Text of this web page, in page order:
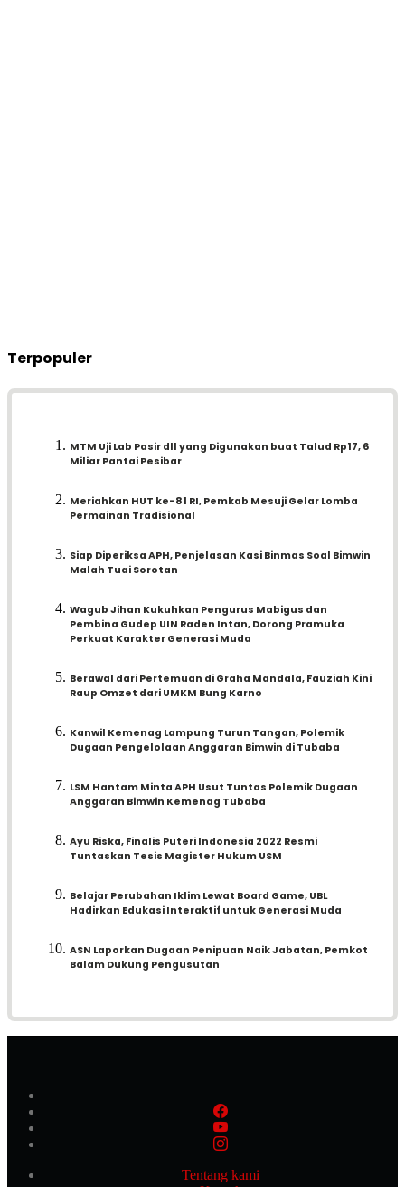
Terpopuler
MTM Uji Lab Pasir dll yang Digunakan buat Talud Rp17, 6
Miliar Pantai Pesibar
Meriahkan HUT ke-81 RI, Pemkab Mesuji Gelar Lomba
Permainan Tradisional
Siap Diperiksa APH, Penjelasan Kasi Binmas Soal Bimwin
Malah Tuai Sorotan
Wagub Jihan Kukuhkan Pengurus Mabigus dan
Pembina Gudep UIN Raden Intan, Dorong Pramuka
Perkuat Karakter Generasi Muda
Berawal dari Pertemuan di Graha Mandala, Fauziah Kini
Raup Omzet dari UMKM Bung Karno
Kanwil Kemenag Lampung Turun Tangan, Polemik
Dugaan Pengelolaan Anggaran Bimwin di Tubaba
LSM Hantam Minta APH Usut Tuntas Polemik Dugaan
Anggaran Bimwin Kemenag Tubaba
Ayu Riska, Finalis Puteri Indonesia 2022 Resmi
Tuntaskan Tesis Magister Hukum USM
Belajar Perubahan Iklim Lewat Board Game, UBL
Hadirkan Edukasi Interaktif untuk Generasi Muda
ASN Laporkan Dugaan Penipuan Naik Jabatan, Pemkot
Balam Dukung Pengusutan
Tentang kami